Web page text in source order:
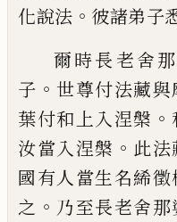
化說法 。 彼諸弟子
爾時長老舍
子 。 世尊付法藏
葉付和上入涅槃 。
汝當入涅槃 。 此法
國有人當生名絺徵
之 。 乃至長老舍